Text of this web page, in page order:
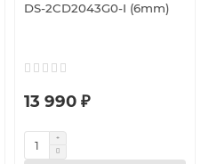
DS-2CD2043G0-I (6mm)
13 990 ₽